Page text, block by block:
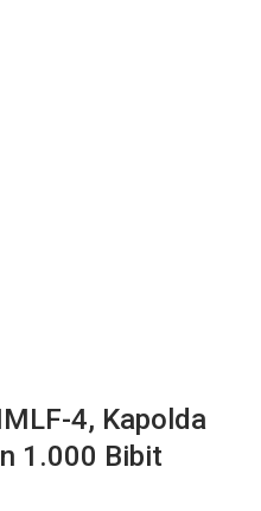
4, Kapolda
1.000 Bibit